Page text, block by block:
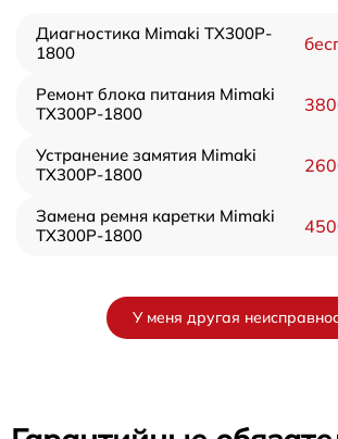
Диагностика Mimaki TX300P-
1800
Ремонт блока питания Mimaki
TX300P-1800
Устранение замятия Mimaki
TX300P-1800
Замена ремня каретки Mimaki
TX300P-1800
У меня другая